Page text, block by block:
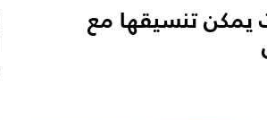
يمكن تنسيقها مع